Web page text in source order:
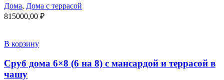
Дома, Дома с террасой
815000,00 ₽
В корзину
Сруб дома 6×8 (6 на 8) с мансардой и террасой в
чашу